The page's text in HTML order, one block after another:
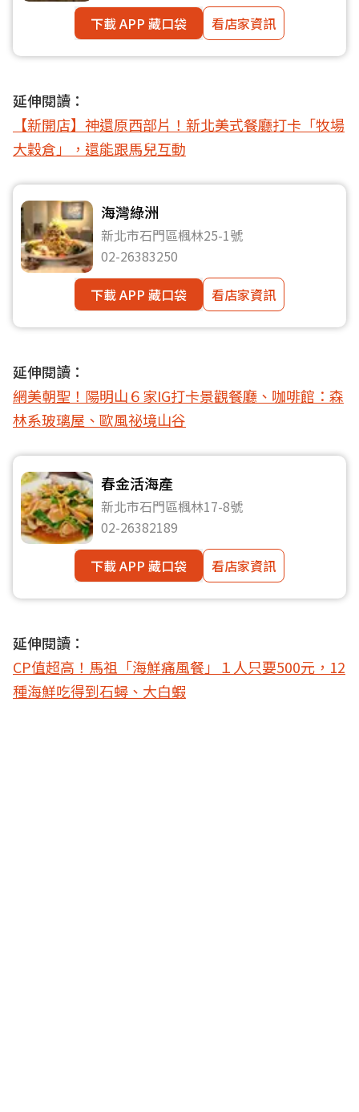
下載 APP 藏口袋
看店家資訊
延伸閱讀：
【新開店】神還原西部片！新北美式餐廳打卡「牧場
大穀倉」，還能跟馬兒互動
海灣綠洲
新北市石門區楓林25-1號
02-26383250
下載 APP 藏口袋
看店家資訊
延伸閱讀：
網美朝聖！陽明山６家IG打卡景觀餐廳、咖啡館：森
林系玻璃屋、歐風祕境山谷
春金活海產
新北市石門區楓林17-8號
02-26382189
下載 APP 藏口袋
看店家資訊
延伸閱讀：
CP值超高！馬祖「海鮮痛風餐」１人只要500元，12
種海鮮吃得到石蟳、大白蝦